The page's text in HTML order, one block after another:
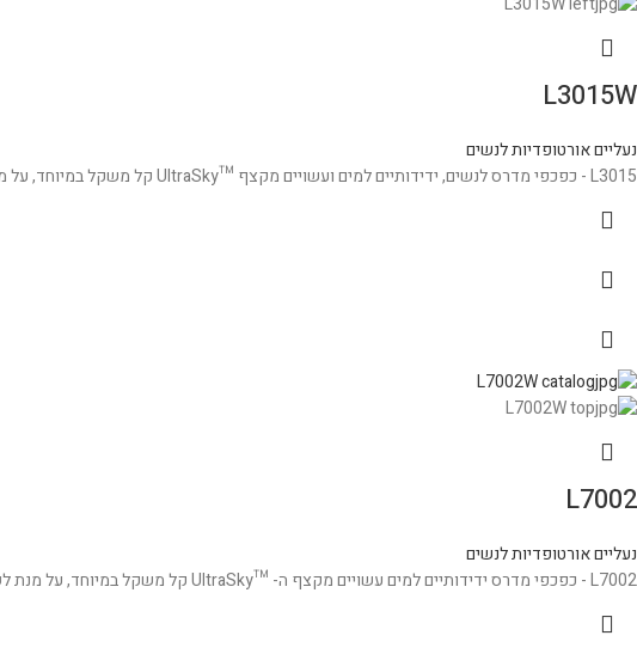
L3015W
נעליים אורטופדיות לנשים
L3015 - כפכפי מדרס לנשים, ידידותיים למים ועשויים מקצף ™UltraSky קל משקל במיוחד, על מנת לשמור על כף הרגל והאצבעות נוחות לאורך כל היום.
L7002
נעליים אורטופדיות לנשים
L7002 - כפכפי מדרס ידידותיים למים עשויים מקצף ה- ™UltraSky קל משקל במיוחד, על מנת לשמור על כף הרגל והאצבעות נוחות לאורך כל היום.